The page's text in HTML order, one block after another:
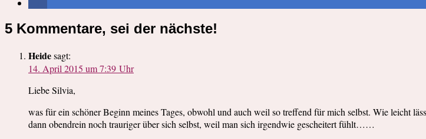
5 Kommentare, sei der nächste!
Heidesagt:
14. April 2015 um 7:39 Uhr
Liebe Silvia,
was für ein schöner Beginn meines Tages, obwohl und auch weil so treffend für mich selbst. Wie leicht
dann obendrein noch trauriger über sich selbst, weil man sich irgendwie gescheitert fühlt……